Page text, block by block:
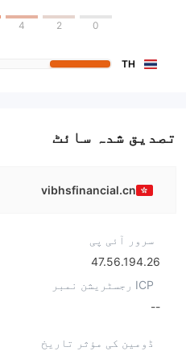
0
2
4
TH
تصدیق شدہ سائٹ
vibhsfinancial.cn
سرور آئی پی
47.56.194.26
ICP رجسٹریشن نمبر
--
ڈومین کی مؤثر تاریخ